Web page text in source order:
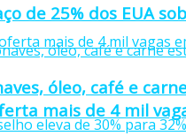
mais de 4 mil
de 25% dos EUA
óleo, café e